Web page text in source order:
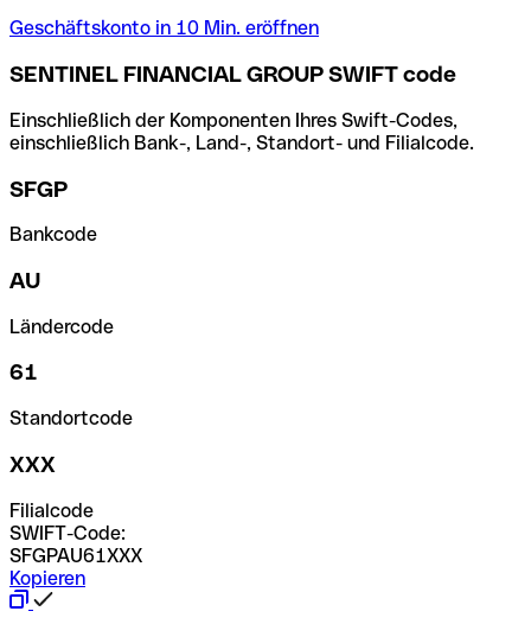
Geschäftskonto in 10 Min. eröffnen
SENTINEL FINANCIAL GROUP SWIFT code
Einschließlich der Komponenten Ihres Swift-Codes,
einschließlich Bank-, Land-, Standort- und Filialcode.
SFGP
Bankcode
AU
Ländercode
61
Standortcode
XXX
Filialcode
SWIFT-Code:
SFGPAU61XXX
Kopieren